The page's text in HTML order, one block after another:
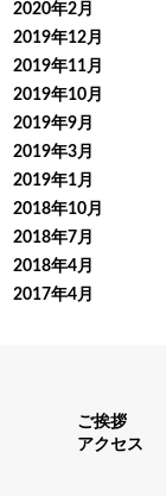
2020年2月
2019年12月
2019年11月
2019年10月
2019年9月
2019年3月
2019年1月
2018年10月
2018年7月
2018年4月
2017年4月
ご挨拶
アクセス